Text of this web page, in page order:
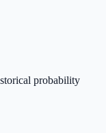
probability